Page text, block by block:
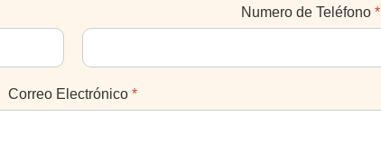
Numero de Teléfono*
Correo Electrónico *